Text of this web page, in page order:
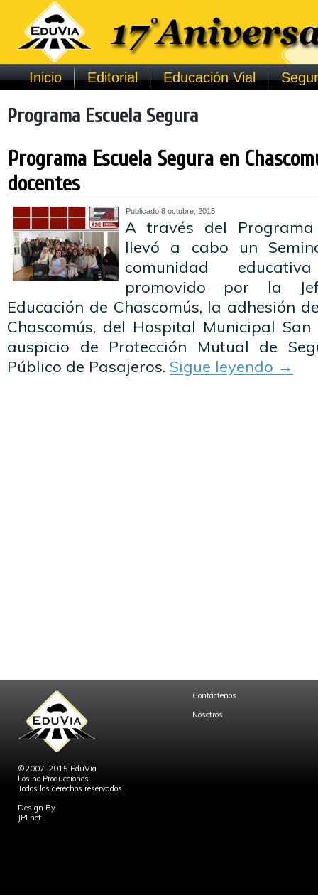
Inicio Editorial Educación Vial
Programa Escuela Segura
Programa Escuela Segura en
docentes
Publicado 8 octubre, 2015
A través del Programa
llevó a cabo un
comunidad
promovido por la
Educación de Chascomús, la adhesión
Chascomús, del Hospital Municipal
auspicio de Protección Mutual de
Público de Pasajeros. Sigue leyendo →
©2007-2015 EduVia
Losino Producciones
Todos los derechos reservados.
Design By
JPLnet
Contáctenos
Nosotros